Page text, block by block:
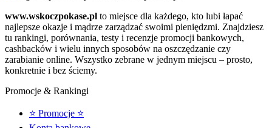
www.wskoczpokase.pl to miejsce dla każdego, kto lubi łapać
najlepsze okazje i mądrze zarządzać swoimi pieniędzmi. Znajdziesz
tu rankingi, porównania, testy i recenzje promocji bankowych,
cashbacków i wielu innych sposobów na oszczędzanie czy
zarabianie online. Wszystko zebrane w jednym miejscu – prosto,
konkretnie i bez ściemy.
Promocje & Rankingi
⭐ Promocje ⭐